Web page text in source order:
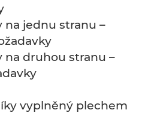
na jednu stranu –
na druhou stranu –
vyplněný plechem